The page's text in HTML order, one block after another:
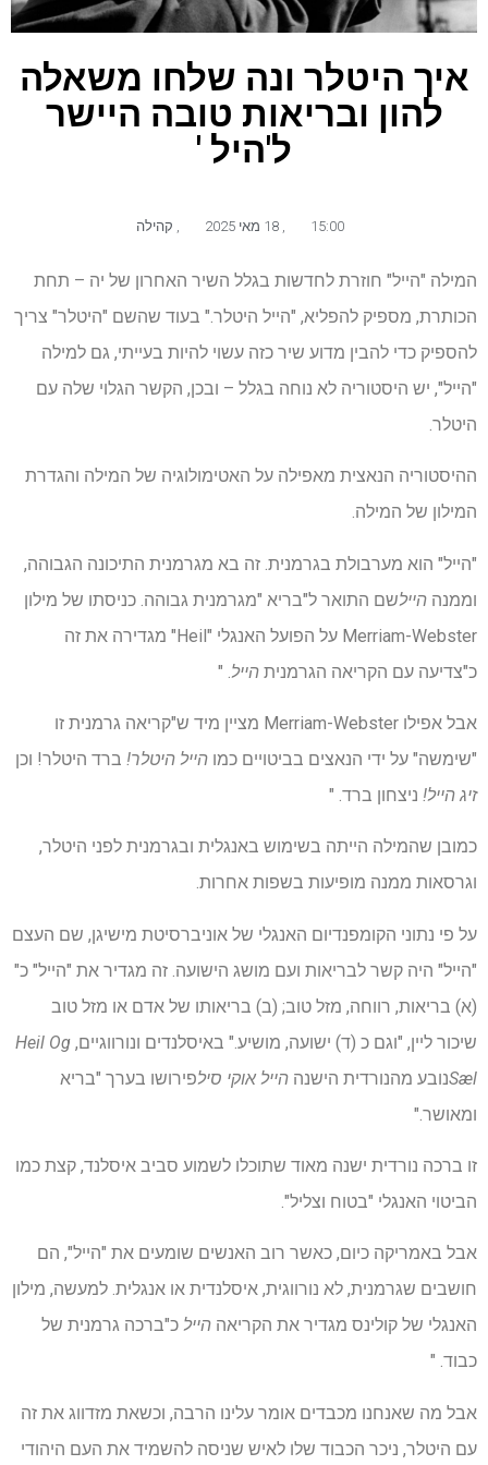
איך היטלר ונה שלחו משאלה
להון ובריאות טובה היישר
ל'היל '
15:00 18 מאי 2025 קהילה
המילה "הייל" חוזרת לחדשות בגלל השיר האחרון של יה – תחת
הכותרת, מספיק להפליא, "הייל היטלר." בעוד שהשם "היטלר" צריך
להספיק כדי להבין מדוע שיר כזה עשוי להיות בעייתי, גם למילה
"הייל", יש היסטוריה לא נוחה בגלל – ובכן, הקשר הגלוי שלה עם
היטלר.
ההיסטוריה הנאצית מאפילה על האטימולוגיה של המילה והגדרת
המילון של המילה.
"הייל" הוא מערבולת בגרמנית. זה בא מגרמנית התיכונה הגבוהה,
וממנה היילשם התואר ל"בריא "מגרמנית גבוהה. כניסתו של מילון
Merriam-Webster על הפועל האנגלי "Heil" מגדירה את זה
כ"צדיעה עם הקריאה הגרמנית הייל . "
אבל אפילו Merriam-Webster מציין מיד ש"קריאה גרמנית זו
"שימשה" על ידי הנאצים בביטויים כמו הייל היטלר! ברד היטלר! וכן
זיג הייל! ניצחון ברד. "
כמובן שהמילה הייתה בשימוש באנגלית ובגרמנית לפני היטלר,
וגרסאות ממנה מופיעות בשפות אחרות.
על פי נתוני הקומפנדיום האנגלי של אוניברסיטת מישיגן, שם העצם
"הייל" היה קשר לבריאות ועם מושג הישועה. זה מגדיר את "הייל" כ"
(א) בריאות, רווחה, מזל טוב; (ב) בריאותו של אדם או מזל טוב
שיכור ליין, "וגם כ (ד) ישועה, מושיע." באיסלנדים ונורווגיים, Heil Og
Sælנובע מהנורדית הישנה הייל אוקי סילפירושו בערך "בריא
ומאושר."
זו ברכה נורדית ישנה מאוד שתוכלו לשמוע סביב איסלנד, קצת כמו
הביטוי האנגלי "בטוח וצליל".
אבל באמריקה כיום, כאשר רוב האנשים שומעים את "הייל", הם
חושבים שגרמנית, לא נורווגית, איסלנדית או אנגלית. למעשה, מילון
האנגלי של קולינס מגדיר את הקריאה הייל כ"ברכה גרמנית של
כבוד. "
אבל מה שאנחנו מכבדים אומר עלינו הרבה, וכשאת מזדווג את זה
עם היטלר, ניכר הכבוד שלו לאיש שניסה להשמיד את העם היהודי